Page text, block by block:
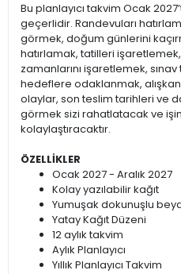
Bu planlayıcı takvim Ocak
geçerlidir. Randevuları
görmek, doğum günlerini
hatırlamak, tatilleri
zamanlarını işaretlemek,
hedeflere odaklanmak,
olaylar, son teslim tarihleri ve
görmek sizi rahatlatacak ve
kolaylaştıracaktır.
ÖZELLİKLER
Ocak 2027 - Aralık 2027
Kolay yazılabilir kağıt
Yumuşak dokunuşlu
Yatay Kağıt Düzeni
12 aylık takvim
Aylık Planlayıcı
Yıllık Planlayıcı Takvim